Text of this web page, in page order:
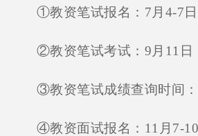
①教资笔试报名：7月4-7日
②教资笔试考试：9月11日
③教资笔试成绩查询时间
④教资面试报名：11月7-